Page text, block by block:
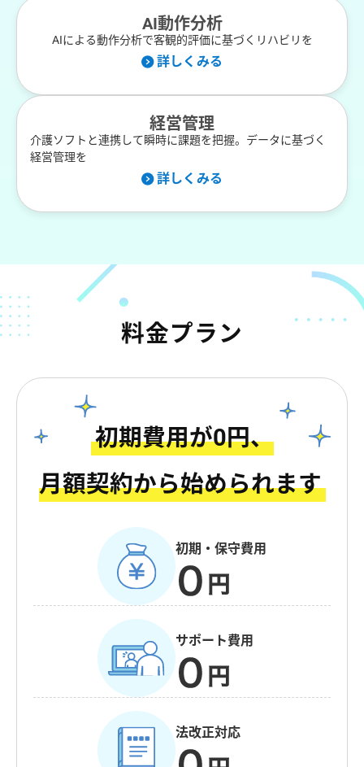
AI動作分析
AIによる動作分析で客観的評価に基づくリハビリを
詳しくみる
経営管理
介護ソフトと連携して瞬時に課題を把握。データに基づく
経営管理を
詳しくみる
料金プラン
初期費用が0円、
月額契約から始められます
初期・保守費用
サポート費用
法改正対応